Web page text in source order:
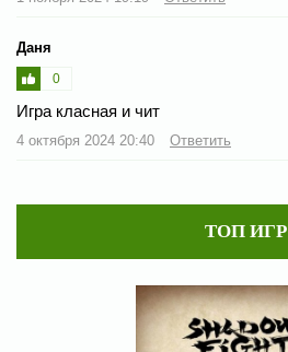
Даня
0
Игра класная и чит
4 октября 2024 20:40 Ответить
ТОП ИГР